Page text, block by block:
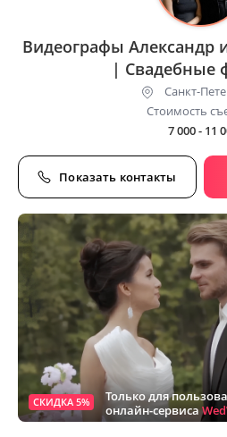
СКИДКА 5%
Только для
онлайн-сервиса
Видеографы Александр
| Свадебные
Санкт-
Стоимость
7 000 - 11
Показать контакты